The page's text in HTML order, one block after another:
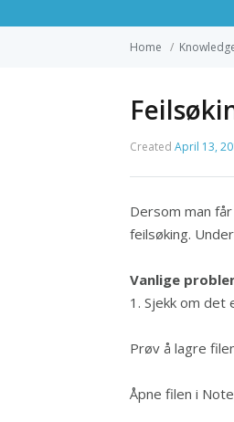
Home /
Created April 13,
Dersom man
feilsøking.
Vanlige
1. Sjekk om
Prøv å lagre
Åpne filen i